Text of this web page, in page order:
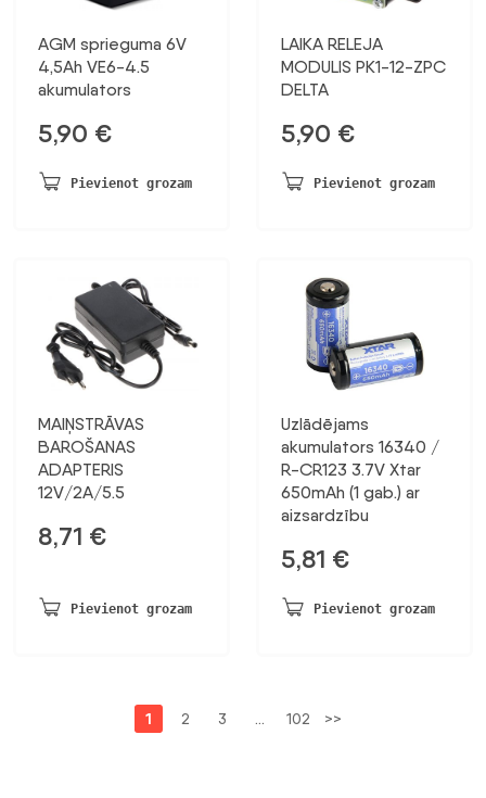
AGM sprieguma 6V
4,5Ah VE6-4.5
akumulators
5,90 €
Pievienot grozam
LAIKA RELEJA
MODULIS PK1-12-ZPC
DELTA
5,90 €
Pievienot grozam
MAIŅSTRĀVAS
BAROŠANAS
ADAPTERIS
12V/2A/5.5
8,71 €
Pievienot grozam
Uzlādējams
akumulators 16340 /
R-CR123 3.7V Xtar
650mAh (1 gab.) ar
aizsardzību
5,81 €
Pievienot grozam
1 2 3 … 102 >>